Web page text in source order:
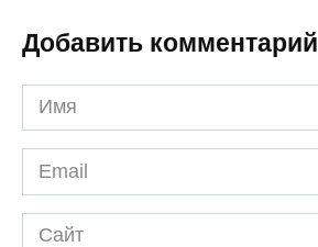
Добавить комментарий
Имя
*
Email
*
Сайт